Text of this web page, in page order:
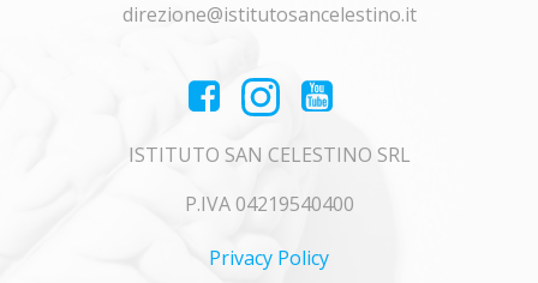
direzione@istitutosancelestino.it
ISTITUTO SAN CELESTINO SRL
P.IVA 04219540400
Privacy Policy